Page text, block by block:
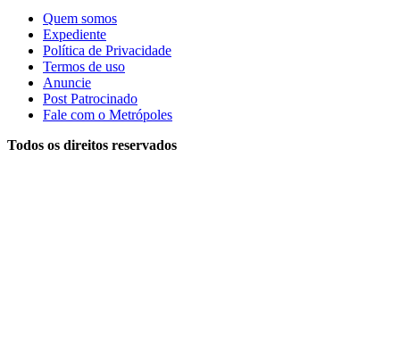
Quem somos
Expediente
Política de Privacidade
Termos de uso
Anuncie
Post Patrocinado
Fale com o Metrópoles
Todos os direitos reservados